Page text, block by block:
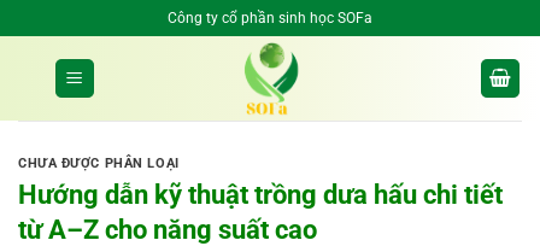
qua
Công ty cổ phần sinh học SOFa
CHƯA ĐƯỢC PHÂN LOẠI
Hướng dẫn kỹ thuật trồng dưa hấu chi tiết
từ A–Z cho năng suất cao